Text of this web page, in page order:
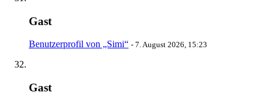
Gast
Benutzerprofil von „Simi“ - 7. August 2026, 15:23
Gast